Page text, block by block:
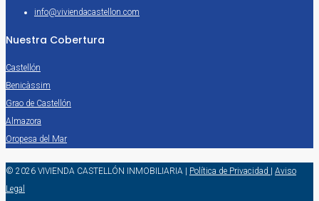
info@viviendacastellon.com
Nuestra Cobertura
Castellón
Benicàssim
Grao de Castellón
Almazora
Oropesa del Mar
© 2026 VIVIENDA CASTELLÓN INMOBILIARIA | Política de Privacidad | Aviso
Legal